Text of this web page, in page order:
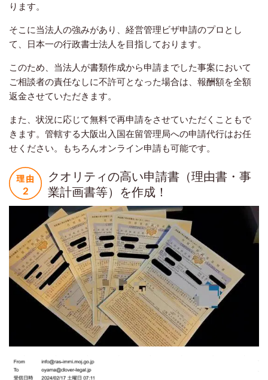
ります。
そこに当法人の強みがあり、経営管理ビザ申請のプロとし
て、日本一の行政書士法人を目指しております。
このため、当法人が書類作成から申請までした事案において
ご相談者の責任なしに不許可となった場合は、報酬額を全額
返金させていただきます。
また、状況に応じて無料で再申請をさせていただくこともで
きます。管轄する大阪出入国在留管理局への申請代行はお任
せください。もちろんオンライン申請も可能です。
クオリティの高い申請書（理由書・事
業計画書等）を作成！